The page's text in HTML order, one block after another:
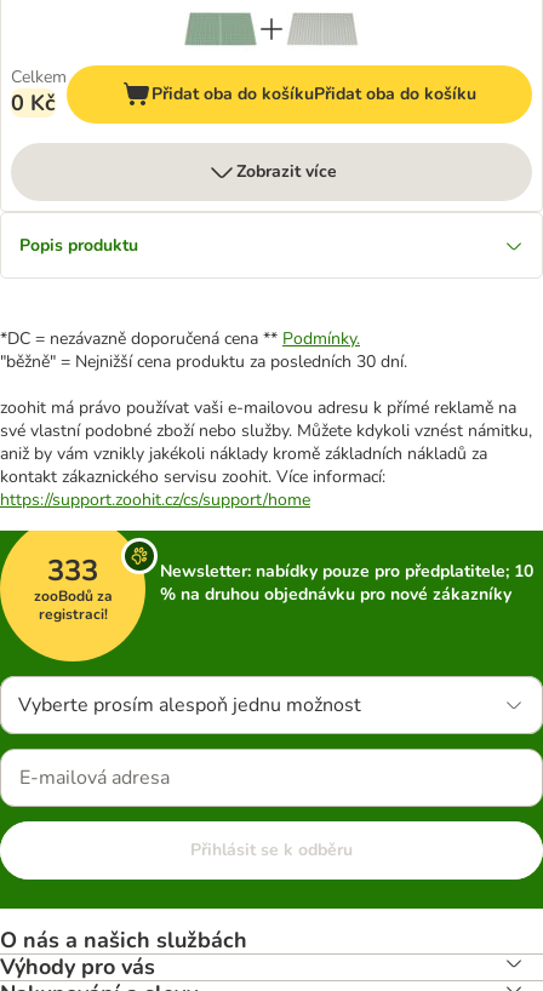
Celkem
0 Kč Přidat oba do košíkuPřidat oba do košíku
Zobrazit více
Popis produktu
*DC = nezávazně doporučená cena ** Podmínky.
"běžně" = Nejnižší cena produktu za posledních 30 dní.
zoohit má právo používat vaši e-mailovou adresu k přímé reklamě na
své vlastní podobné zboží nebo služby. Můžete kdykoli vznést námitku,
aniž by vám vznikly jakékoli náklady kromě základních nákladů za
kontakt zákaznického servisu zoohit. Více informací:
https://support.zoohit.cz/cs/support/home
333
zooBodů za
registraci!
Newsletter: nabídky pouze pro předplatitele; 10
% na druhou objednávku pro nové zákazníky
Vyberte prosím alespoň jednu možnost
Přihlásit se k odběru
O nás a našich službách
Výhody pro vás